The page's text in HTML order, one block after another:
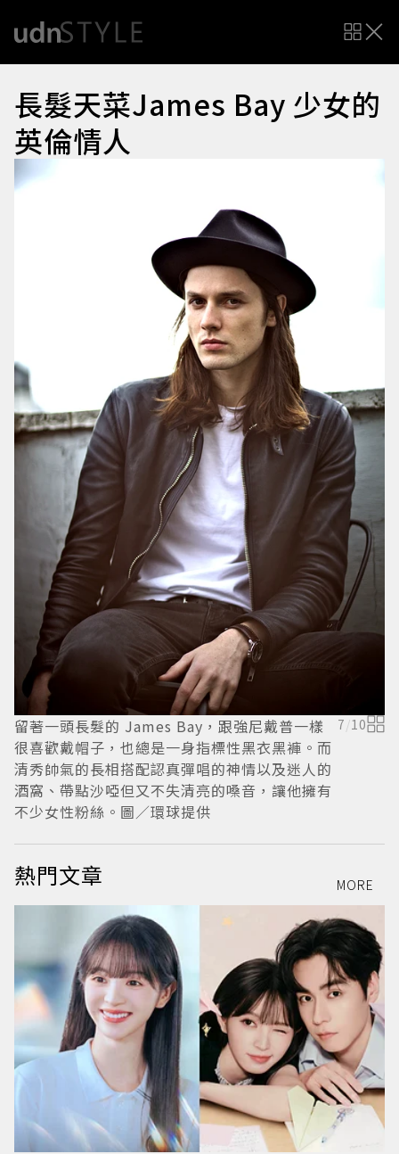
長髮天菜James Bay 少女的
英倫情人
留著一頭長髮的 James Bay，跟強尼戴普一樣
很喜歡戴帽子，也總是一身指標性黑衣黑褲。而
清秀帥氣的長相搭配認真彈唱的神情以及迷人的
酒窩、帶點沙啞但又不失清亮的嗓音，讓他擁有
不少女性粉絲。圖／環球提供
7/10
熱門文章 MORE